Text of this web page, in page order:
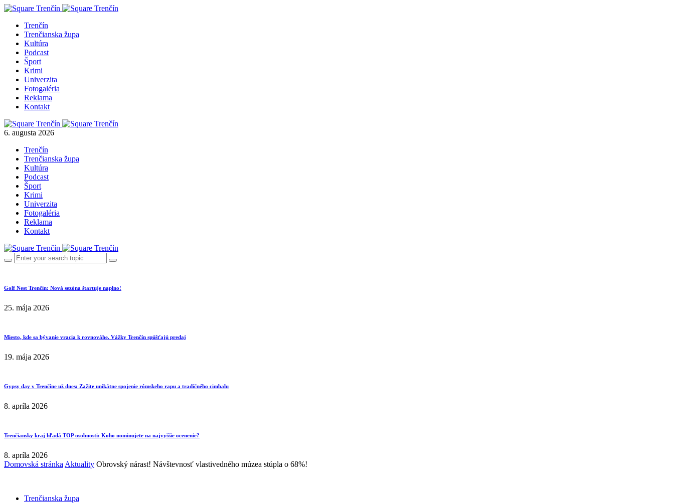
Trenčín
Trenčianska župa
Kultúra
Podcast
Šport
Krimi
Univerzita
Fotogaléria
Reklama
Kontakt
6. augusta 2026
Trenčín
Trenčianska župa
Kultúra
Podcast
Šport
Krimi
Univerzita
Fotogaléria
Reklama
Kontakt
Golf Nest Trenčín: Nová sezóna štartuje naplno!
25. mája 2026
Miesto, kde sa bývanie vracia k rovnováhe. Vážky Trenčín spúšťajú predaj
19. mája 2026
Gypsy day v Trenčíne už dnes: Zažite unikátne spojenie rómskeho rapu a tradičného cimbalu
8. apríla 2026
Trenčiansky kraj hľadá TOP osobnosti: Koho nominujete na najvyššie ocenenie?
8. apríla 2026
Domovská stránka Aktuality Obrovský nárast! Návštevnosť vlastivedného múzea stúpla o 68%!
Trenčianska župa